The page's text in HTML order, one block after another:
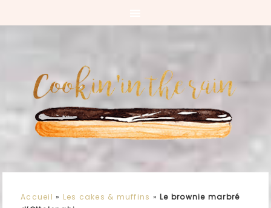
Accueil » Les cakes & muffins » Le brownie marbré